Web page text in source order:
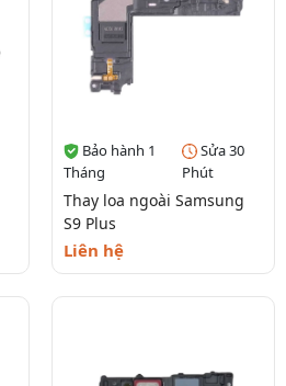
Bảo hành 1
Tháng
Sửa 30
Phút
Thay loa ngoài Samsung
S9 Plus
Liên hệ